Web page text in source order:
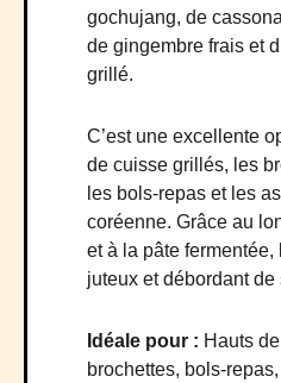
gochujang, de
de gingembre frais et
grillé.
C’est une excellente
de cuisse grillés, les
les bols-repas et les
coréenne. Grâce au
et à la pâte fermentée,
juteux et débordant de
Idéale pour : Hauts
brochettes, bols-